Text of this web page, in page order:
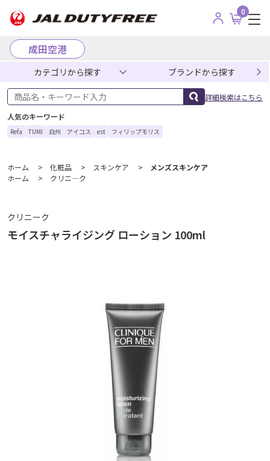
0
成田空港
カテゴリから探す ブランドから探す
商品名・キーワード入力
詳細検索はこちら
人気のキーワード
Refa TUMI 白州 アイコス est フィリップモリス
ホーム > 化粧品 > スキンケア >
メンズスキンケア
ホーム
> クリニ―ク
クリニーク
モイスチャライジング ローション 100ml